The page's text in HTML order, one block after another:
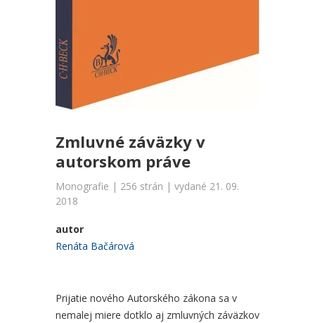
Zmluvné záväzky v
autorskom práve
Monografie | 256 strán | vydané 21. 09.
2018
autor
Renáta Bačárová
Prijatie nového Autorského zákona sa v
nemalej miere dotklo aj zmluvných záväzkov